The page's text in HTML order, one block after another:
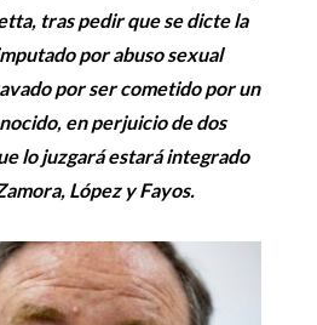
tras pedir que se dicte la
por abuso sexual
por ser cometido por un
en perjuicio de dos
lo juzgará estará integrado
López y Fayos.